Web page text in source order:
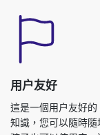
用户友好
這是一個用户友好
知識，您可以隨時
轉換音頻文件。所
轉換的 y 格式文件